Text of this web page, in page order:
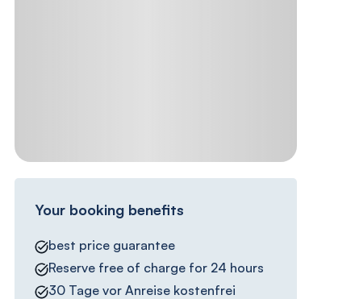
Your booking benefits
best price guarantee
Reserve free of charge for 24 hours
30 Tage vor Anreise kostenfrei